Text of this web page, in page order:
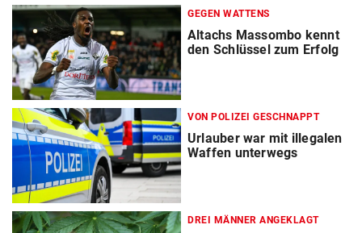
GEGEN WATTENS
Altachs Massombo kennt
den Schlüssel zum Erfolg
VON POLIZEI GESCHNAPPT
Urlauber war mit illegalen
Waffen unterwegs
DREI MÄNNER ANGEKLAGT